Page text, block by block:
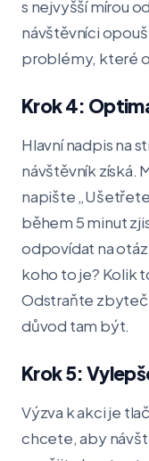
s nejvyšší mírou
návštěvníci
problémy, které
Krok 4:
Hlavní nadpis na
návštěvník získá.
napište
během 5 minut
odpovídat na
koho to je? Kolik
Odstraňte
důvod tam být.
Krok 5:
Výzva k akci je
chcete, aby